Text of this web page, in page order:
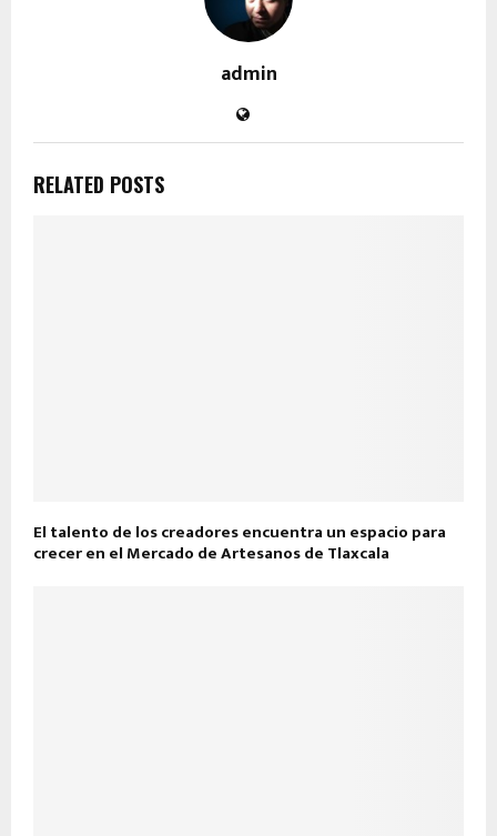
admin
RELATED POSTS
El talento de los creadores encuentra un espacio para
crecer en el Mercado de Artesanos de Tlaxcala